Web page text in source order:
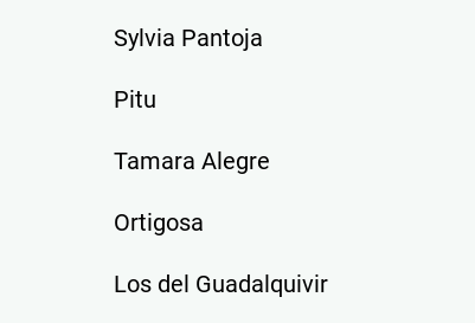
Sylvia Pantoja
Pitu
Tamara Alegre
Ortigosa
Los del Guadalquivir